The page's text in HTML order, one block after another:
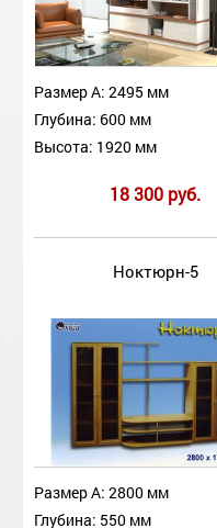
Размер А: 2495 мм
Глубина: 600 мм
Высота: 1920 мм
18 300 руб.
Ноктюрн-5
Размер А: 2800 мм
Глубина: 550 мм